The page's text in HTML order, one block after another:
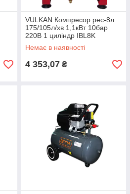
VULKAN Компресор рес-8л
175/105л/хв 1,1кВт 10бар
220В 1 циліндр IBL8K
Немає в наявності
4 353,07 ₴